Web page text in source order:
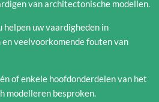
van architectonische modellen.
helpen uw vaardigheden in
veelvoorkomende fouten van
of enkele hoofdonderdelen van het
modelleren besproken.